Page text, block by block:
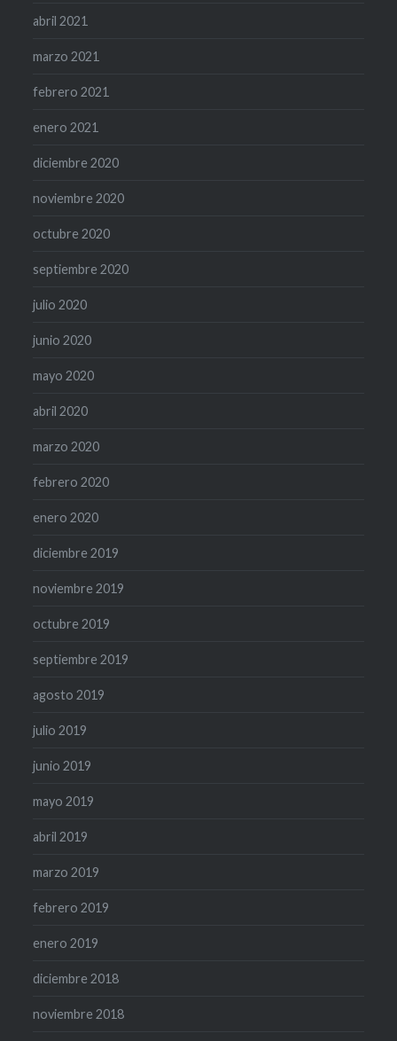
abril 2021
marzo 2021
febrero 2021
enero 2021
diciembre 2020
noviembre 2020
octubre 2020
septiembre 2020
julio 2020
junio 2020
mayo 2020
abril 2020
marzo 2020
febrero 2020
enero 2020
diciembre 2019
noviembre 2019
octubre 2019
septiembre 2019
agosto 2019
julio 2019
junio 2019
mayo 2019
abril 2019
marzo 2019
febrero 2019
enero 2019
diciembre 2018
noviembre 2018